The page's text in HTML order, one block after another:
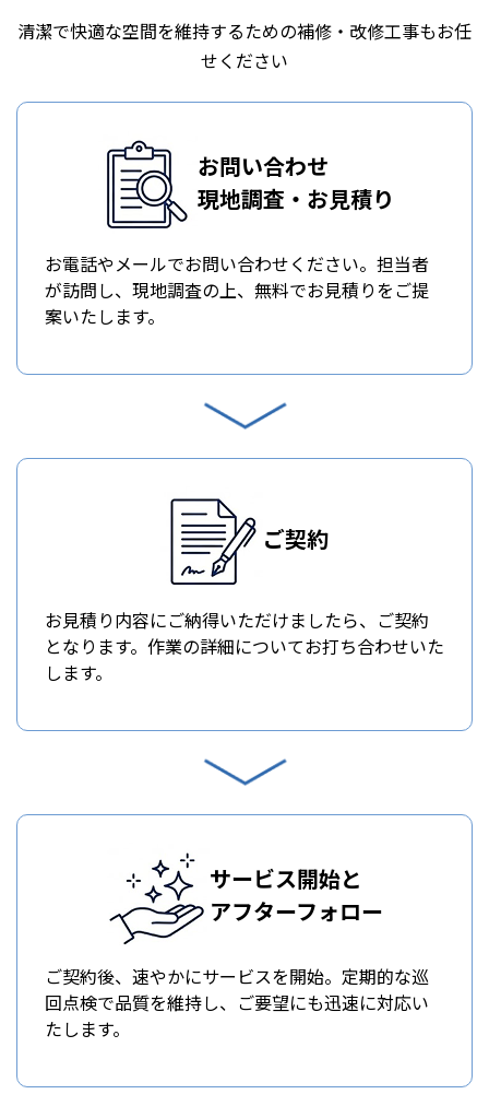
清潔で快適な空間を維持するための補修・改修工事もお任
せください
お問い合わせ
現地調査・お見積り
お電話やメールでお問い合わせください。担当者
が訪問し、現地調査の上、無料でお見積りをご提
案いたします。
ご契約
お見積り内容にご納得いただけましたら、ご契約
となります。作業の詳細についてお打ち合わせいた
します。
サービス開始と
アフターフォロー
ご契約後、速やかにサービスを開始。定期的な巡
回点検で品質を維持し、ご要望にも迅速に対応い
たします。